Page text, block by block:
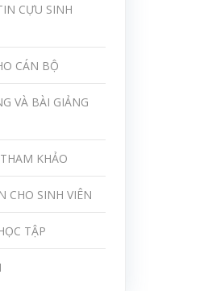
CỰU SINH
CÁN BỘ
VÀ BÀI GIẢNG
KHẢO
CHO SINH VIÊN
TẬP